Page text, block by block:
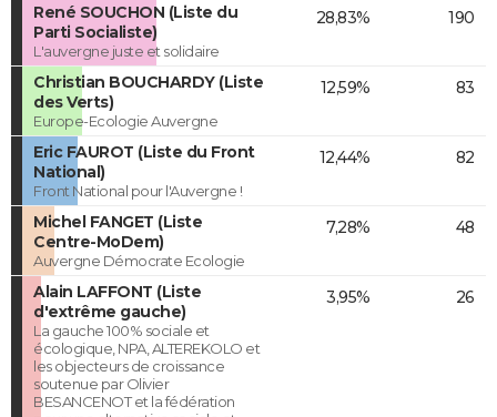
René SOUCHON (Liste du
Parti Socialiste)
L'auvergne juste et solidaire
28,83% 190
Christian BOUCHARDY (Liste
des Verts)
Europe-Ecologie Auvergne
12,59% 83
Eric FAUROT (Liste du Front
National)
Front National pour l'Auvergne !
12,44% 82
Michel FANGET (Liste
Centre-MoDem)
Auvergne Démocrate Ecologie
7,28% 48
Alain LAFFONT (Liste
d'extrême gauche)
La gauche 100% sociale et
écologique, NPA, ALTEREKOLO et
les objecteurs de croissance
soutenue par Olivier
BESANCENOT et la fédération
3,95% 26